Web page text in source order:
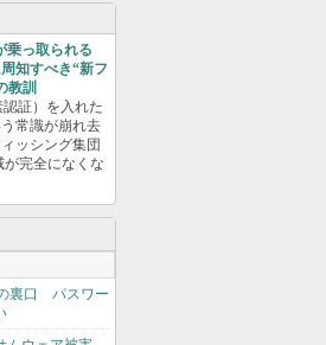
乗っ取られる
知すべき“新フ
教訓
証）を入れた
常識が崩れ去
ッシング集団
が完全になくな
裏口 パスワー